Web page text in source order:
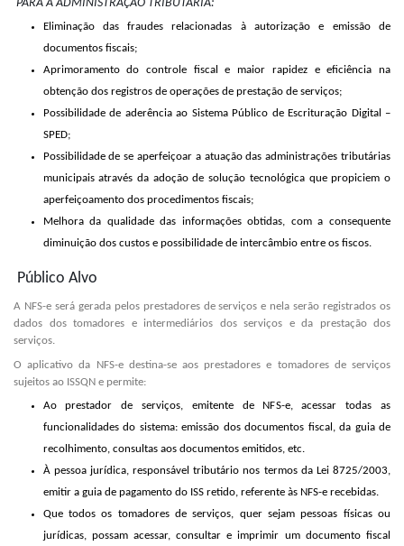
PARA A ADMINISTRAÇÃO TRIBUTÁRIA:
Eliminação das fraudes relacionadas à autorização e emissão de
documentos fiscais;
Aprimoramento do controle fiscal e maior rapidez e eficiência na
obtenção dos registros de operações de prestação de serviços;
Possibilidade de aderência ao Sistema Público de Escrituração Digital –
SPED;
Possibilidade de se aperfeiçoar a atuação das administrações tributárias
municipais através da adoção de solução tecnológica que propiciem o
aperfeiçoamento dos procedimentos fiscais;
Melhora da qualidade das informações obtidas, com a consequente
diminuição dos custos e possibilidade de intercâmbio entre os fiscos.
Público Alvo
A NFS-e será gerada pelos prestadores de serviços e nela serão registrados os
dados dos tomadores e intermediários dos serviços e da prestação dos
serviços.
O aplicativo da NFS-e destina-se aos prestadores e tomadores de serviços
sujeitos ao ISSQN e permite:
Ao prestador de serviços, emitente de NFS-e, acessar todas as
funcionalidades do sistema: emissão dos documentos fiscal, da guia de
recolhimento, consultas aos documentos emitidos, etc.
À pessoa jurídica, responsável tributário nos termos da Lei 8725/2003,
emitir a guia de pagamento do ISS retido, referente às NFS-e recebidas.
Que todos os tomadores de serviços, quer sejam pessoas físicas ou
jurídicas, possam acessar, consultar e imprimir um documento fiscal